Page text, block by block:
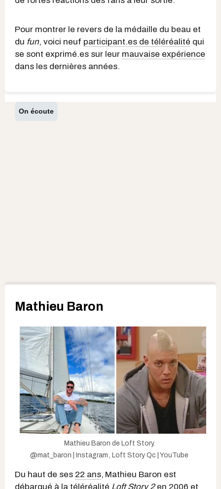
Pour montrer le revers de la médaille du beau et
du fun, voici neuf participant.es de téléréalité qui
se sont exprimé.es sur leur mauvaise expérience
dans les dernières années.
On écoute
Mathieu Baron
Mathieu Baron de Loft Story.
@mat_baron | Instagram , Loft Story Qc | YouTube
Du haut de ses 22 ans, Mathieu Baron est
débarqué à la téléréalité Loft Story 2en 2006 et